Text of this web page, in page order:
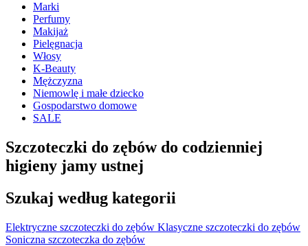
Marki
Perfumy
Makijaż
Pielęgnacja
Włosy
K-Beauty
Mężczyzna
Niemowlę i małe dziecko
Gospodarstwo domowe
SALE
Szczoteczki do zębów do codzienniej
higieny jamy ustnej
Szukaj według kategorii
Elektryczne szczoteczki do zębów Klasyczne szczoteczki do zębów
Soniczna szczoteczka do zębów